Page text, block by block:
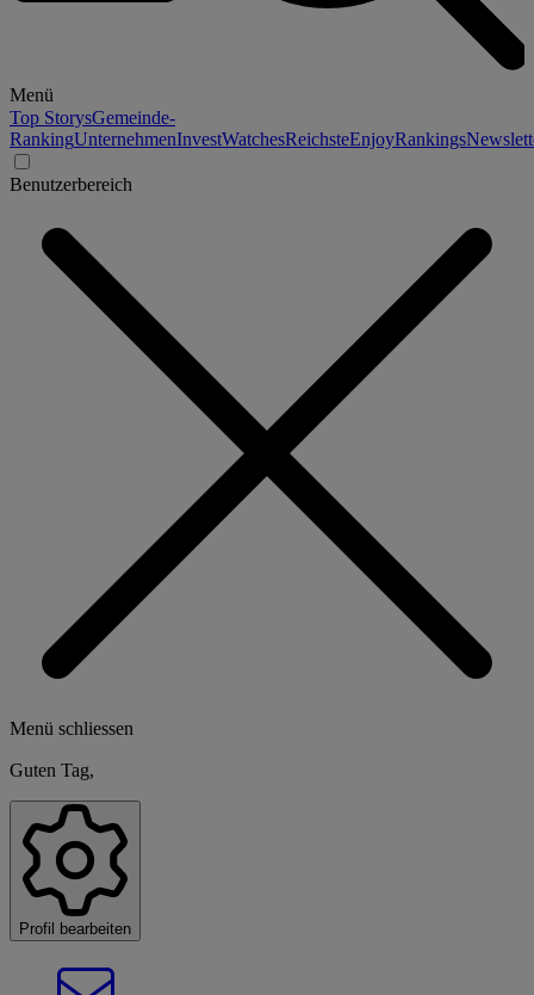
Menü
Top StorysGemeinde-
RankingUnternehmenInvestWatchesReichsteEnjoyRankings
Benutzerbereich
Menü schliessen
Guten Tag,
Profil bearbeiten